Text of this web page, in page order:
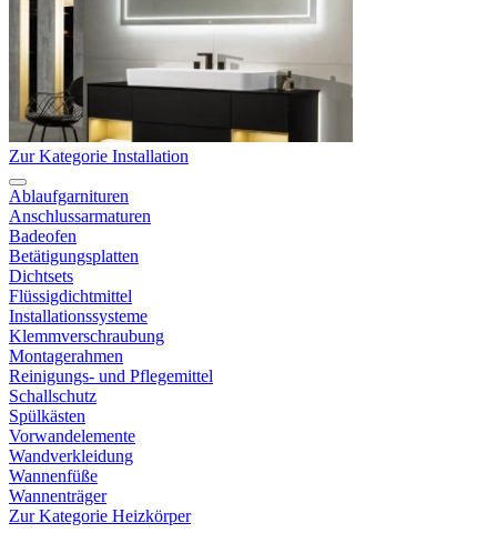
Zur Kategorie Installation
Ablaufgarnituren
Anschlussarmaturen
Badeofen
Betätigungsplatten
Dichtsets
Flüssigdichtmittel
Installationssysteme
Klemmverschraubung
Montagerahmen
Reinigungs- und Pflegemittel
Schallschutz
Spülkästen
Vorwandelemente
Wandverkleidung
Wannenfüße
Wannenträger
Zur Kategorie Heizkörper